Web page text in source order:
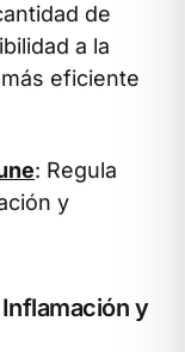
de
a la
eficiente
: Regula
y
y